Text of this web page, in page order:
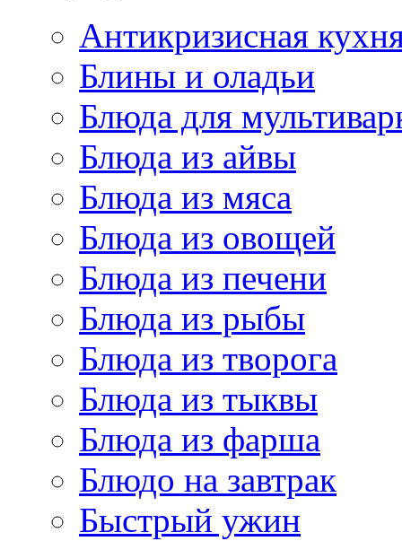
Антикризисная
Блины и оладьи
Блюда для
Блюда из айвы
Блюда из мяса
Блюда из овощей
Блюда из печени
Блюда из рыбы
Блюда из творога
Блюда из тыквы
Блюда из фарша
Блюдо на завтрак
Быстрый ужин